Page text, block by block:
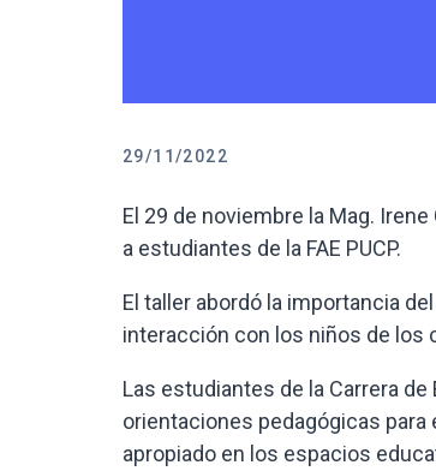
29/11/2022
El 29 de noviembre la Mag.
a estudiantes de la FAE PUCP.
El taller abordó la importancia
interacción con los niños de los
Las estudiantes de la Carrera
orientaciones pedagógicas
apropiado en los espacios